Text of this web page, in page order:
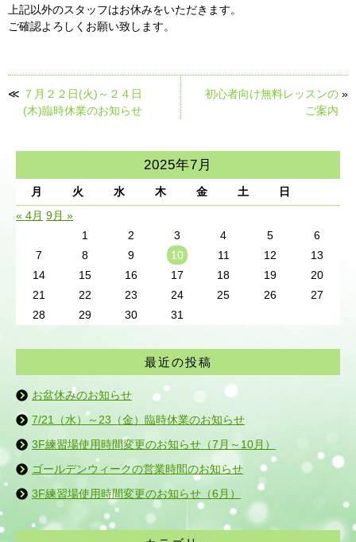
上記以外のスタッフはお休みをいただきます。
ご確認よろしくお願い致します。
≪ ７月２２日(火)～２４日
(木)臨時休業のお知らせ
初心者向け無料レッスンの
ご案内
»
2025年7月
月 火 水 木 金 土
日
« 4月 9月 »
1
2 3 4 5
6
7
8 9 10 11 12
13
14
15 16 17 18 19
20
21
22 23 24 25 26
27
28
29 30 31
最近の投稿
お盆休みのお知らせ
7/21（水）～23（金）臨時休業のお知らせ
3F練習場使用時間変更のお知らせ（7月～10月）
ゴールデンウィークの営業時間のお知らせ
3F練習場使用時間変更のお知らせ（6月）